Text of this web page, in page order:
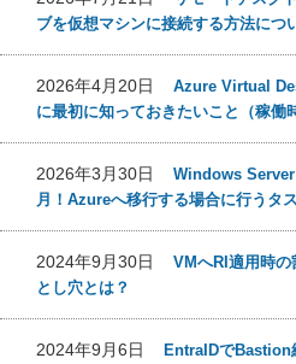
ブを仮想マシンに接続する方法につ
2026年4月20日 Azure Virtual
に最初に知っておきたいこと（稼働
2026年3月30日 Windows Server
月！Azureへ移行する場合に行うタ
2024年9月30日 VMへRI適用時
とし穴とは？
2024年9月6日 EntraIDでBastion